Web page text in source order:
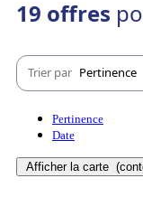
19 offres
Trier par Pertinence
Pertinence
Date
Afficher la carte